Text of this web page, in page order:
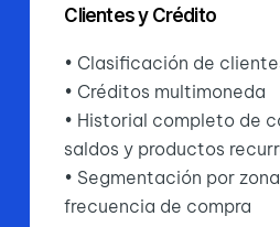
Clientes y Crédito
• Clasificación de
• Créditos multimoneda
• Historial completo de
saldos y productos
• Segmentación por
frecuencia de compra